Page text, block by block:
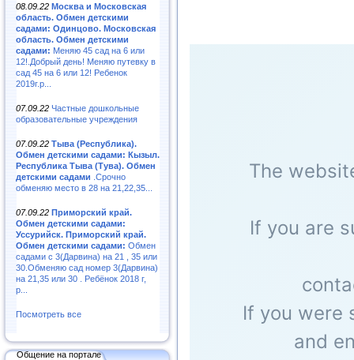
08.09.22 Москва и Московская
область. Обмен детскими
садами: Одинцово. Московская
область. Обмен детскими
садами: Меняю 45 сад на 6 или
12!.Добрый день! Меняю путевку в
сад 45 на 6 или 12! Ребенок
2019г.р...
07.09.22 Частные дошкольные
образовательные учреждения
07.09.22 Тыва (Республика).
Обмен детскими садами: Кызыл.
Республика Тыва (Тува). Обмен
детскими садами .Срочно
обменяю место в 28 на 21,22,35...
07.09.22 Приморский край.
Обмен детскими садами:
Уссурийск. Приморский край.
Обмен детскими садами: Обмен
садами с 3(Дарвина) на 21 , 35 или
30.Обменяю сад номер 3(Дарвина)
на 21,35 или 30 . Ребёнок 2018 г,
р...
Посмотреть все
Общение на портале